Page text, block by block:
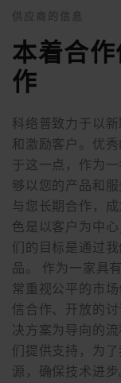
本着合
作
科络普致力于以
和激励客户。优
于这一点，作为
够以您的产品和
与您长期合作，
色是以客户为中
们的目标是通过
品。 作为一家具
常重视公平的市
信合作、开放的
决方案为导向的
们提供支持，为
源，确保技术进